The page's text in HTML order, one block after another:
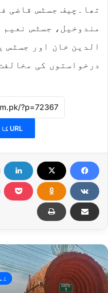
تھا۔چیف جسٹس قاضی
مندوخیل، جسٹس
الدین خان اور جسٹس
درخواستوں کی
URL کاپی کریں